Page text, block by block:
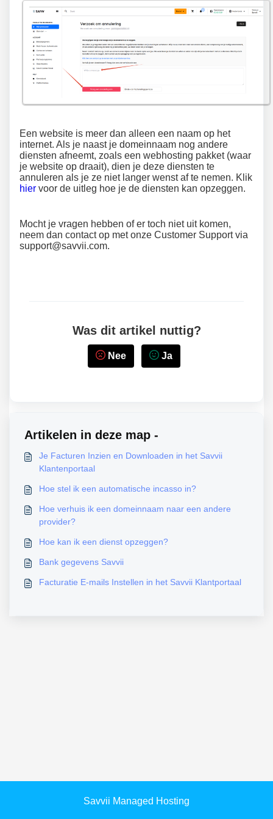
Een website is meer dan alleen een naam op het
internet. Als je naast je domeinnaam nog andere
diensten afneemt, zoals een webhosting pakket (waar
je website op draait), dien je deze diensten te
annuleren als je ze niet langer wenst af te nemen. Klik
hier voor de uitleg hoe je de diensten kan opzeggen.
Mocht je vragen hebben of er toch niet uit komen,
neem dan contact op met onze Customer Support via
support@savvii.com.
Was dit artikel nuttig?
Nee Ja
Artikelen in deze map -
Je Facturen Inzien en Downloaden in het Savvii
Klantenportaal
Hoe stel ik een automatische incasso in?
Hoe verhuis ik een domeinnaam naar een andere
provider?
Hoe kan ik een dienst opzeggen?
Bank gegevens Savvii
Facturatie E-mails Instellen in het Savvii Klantportaal
Savvii Managed Hosting